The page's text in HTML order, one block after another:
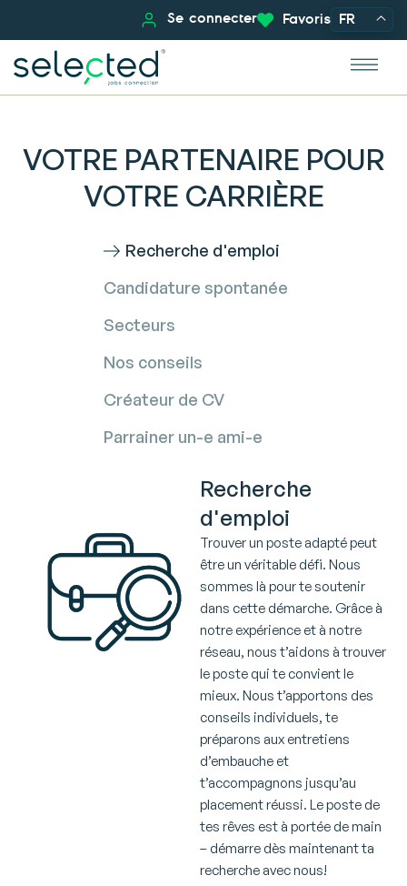
Se connecter Favoris FR
VOTRE PARTENAIRE POUR
VOTRE CARRIÈRE
Recherche d'emploi
Candidature spontanée
Secteurs
Nos conseils
Créateur de CV
Parrainer un-e ami-e
Recherche
d'emploi
Trouver un poste adapté peut
être un véritable défi. Nous
sommes là pour te soutenir
dans cette démarche. Grâce à
notre expérience et à notre
réseau, nous t’aidons à trouver
le poste qui te convient le
mieux. Nous t’apportons des
conseils individuels, te
préparons aux entretiens
d’embauche et
t’accompagnons jusqu’au
placement réussi. Le poste de
tes rêves est à portée de main
– démarre dès maintenant ta
recherche avec nous!